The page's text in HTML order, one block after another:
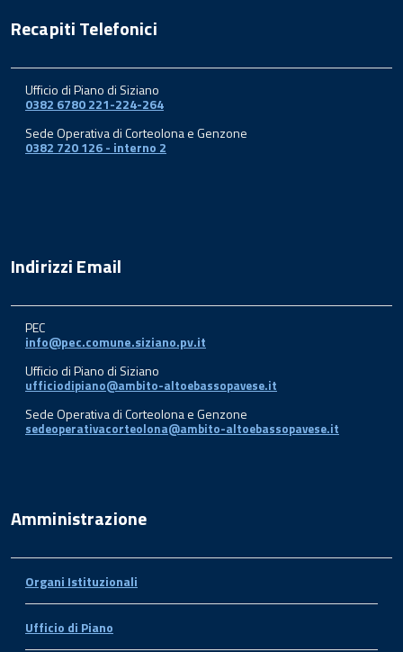
Recapiti Telefonici
Ufficio di Piano di Siziano
0382 6780 221-224-264
Sede Operativa di Corteolona e Genzone
0382 720 126 - interno 2
Indirizzi Email
PEC
info@pec.comune.siziano.pv.it
Ufficio di Piano di Siziano
ufficiodipiano@ambito-altoebassopavese.it
Sede Operativa di Corteolona e Genzone
sedeoperativacorteolona@ambito-altoebassopavese.it
Amministrazione
Organi Istituzionali
Ufficio di Piano